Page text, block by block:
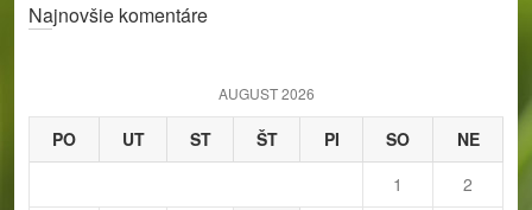
rNajnovšie komentáre
AUGUST 2026
PO UT ST ŠT PI SO
NE
1
2